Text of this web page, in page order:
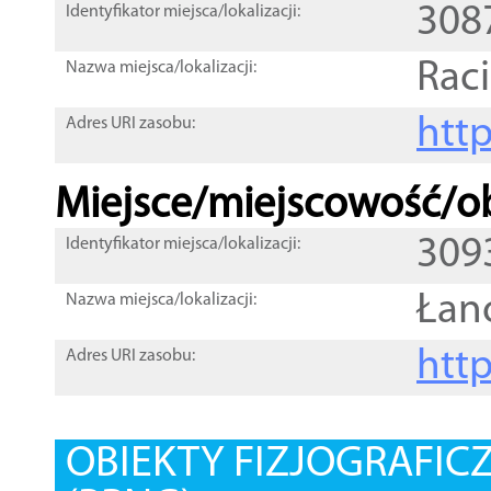
Identyfikator miejsca/lokalizacji:
Nazwa miejsca/lokalizacji:
Adres URI zasobu:
Miejsce/miejscowość/
Identyfikator miejsca/lokalizacji:
Nazwa miejsca/lokalizacji:
Adres URI zasobu:
OBIEKTY